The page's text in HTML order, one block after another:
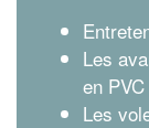
Les
en PVC
Les